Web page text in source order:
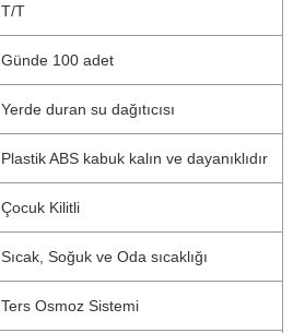
T/T
Günde 100 adet
Yerde duran su dağıtıcısı
Plastik ABS kabuk kalın ve dayanıklıdır
Çocuk Kilitli
Sıcak, Soğuk ve Oda sıcaklığı
Ters Osmoz Sistemi